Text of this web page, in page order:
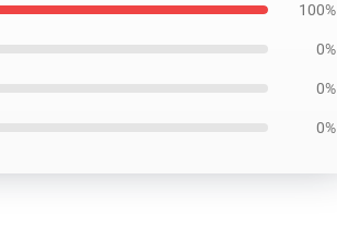
100%
0%
0%
0%